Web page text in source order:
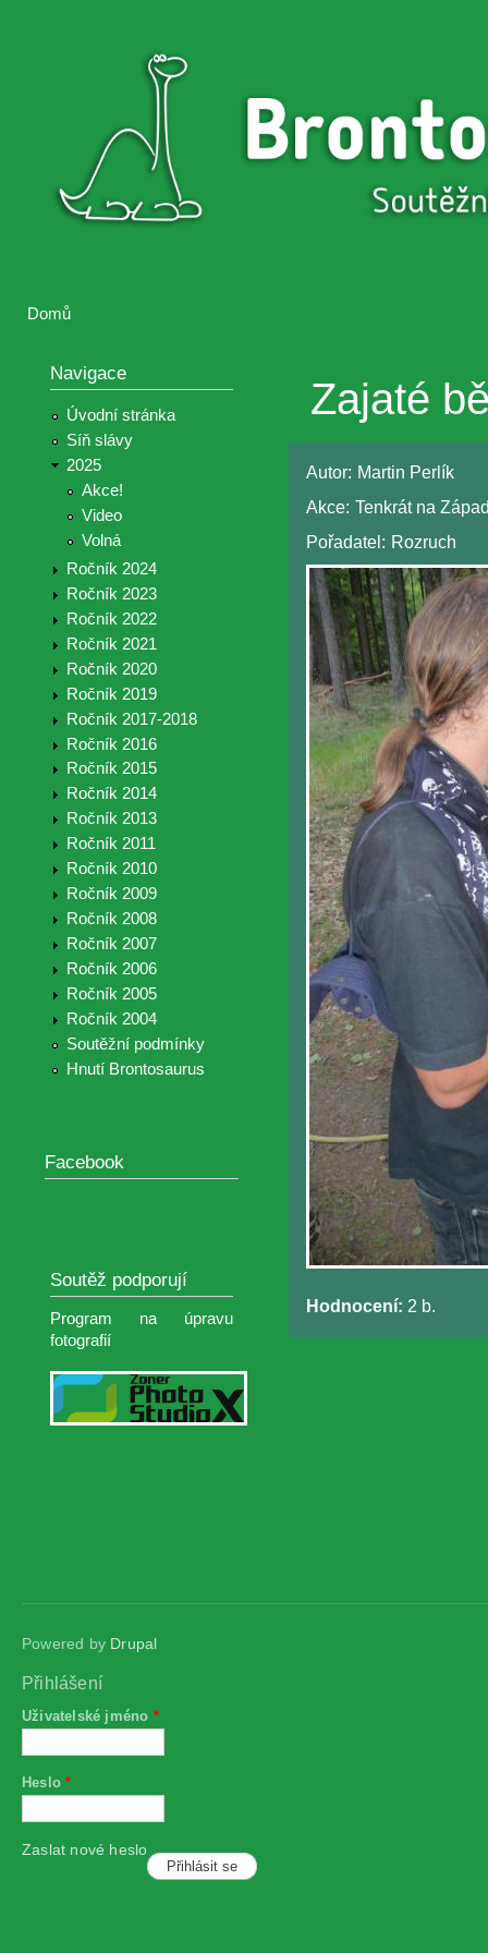
Brontosaurus
Brontosaurus
Domů
Navigace
Úvodní stránka
Síň slávy
2025
Akce!
Video
Volná
Ročník 2024
Ročník 2023
Ročník 2022
Ročník 2021
Ročník 2020
Ročník 2019
Ročník 2017-2018
Ročník 2016
Ročník 2015
Ročník 2014
Ročník 2013
Ročník 2011
Ročník 2010
Ročník 2009
Ročník 2008
Ročník 2007
Ročník 2006
Ročník 2005
Ročník 2004
Soutěžní podmínky
Hnutí Brontosaurus
Facebook
Soutěž podporují
Program na úpravu
fotografií
Zajaté
Autor: Martin Perlík
Akce: Tenkrát na
Pořadatel: Rozruch
Hodnocení: 2 b.
Powered by Drupal
Přihlášení
Uživatelské jméno *
Heslo*
Zaslat nové heslo